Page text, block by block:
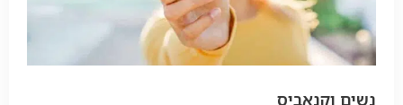
נשים וקנאביס